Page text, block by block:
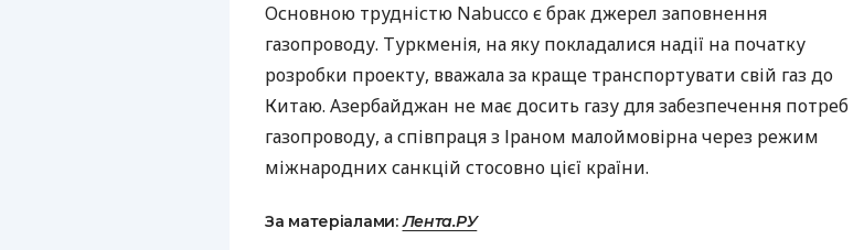
Основною трудністю Nabucco є брак джерел заповнення
газопроводу. Туркменія, на яку покладалися надії на початку
розробки проекту, вважала за краще транспортувати свій газ до
Китаю. Азербайджан не має досить газу для забезпечення потреб
газопроводу, а співпраця з Іраном малоймовірна через режим
міжнародних санкцій стосовно цієї країни.
За матеріалами:Лента.РУ